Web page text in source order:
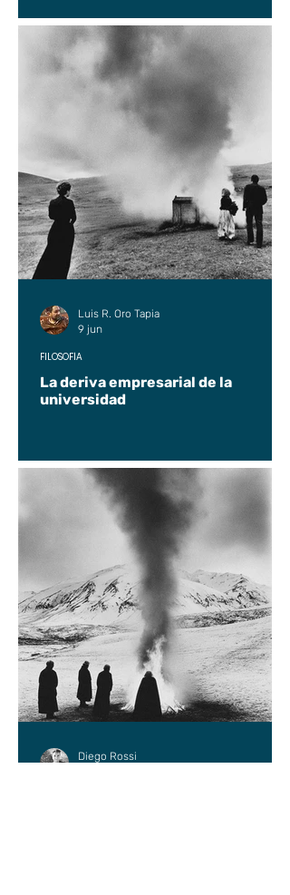
La deriva empresarial de la
universidad
FILOSOFÍA
Luis R. Oro Tapia
9 jun
Diego Rossi